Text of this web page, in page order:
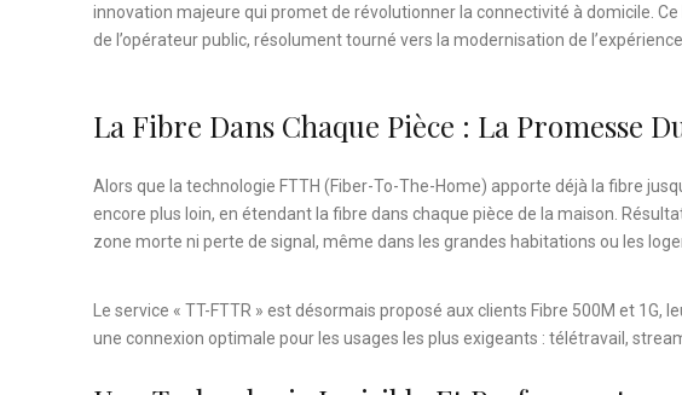
innovation majeure qui promet de révolutionner la connectivité à domicile.
de l’opérateur public, résolument tourné vers la modernisation de
La Fibre Dans Chaque Pièce : La Promesse
Alors que la technologie FTTH (Fiber-To-The-Home) apporte déjà la fibre
encore plus loin, en étendant la fibre dans chaque pièce de la maison.
zone morte ni perte de signal, même dans les grandes habitations ou les
Le service « TT-FTTR » est désormais proposé aux clients Fibre 500M et
une connexion optimale pour les usages les plus exigeants : télétravail,